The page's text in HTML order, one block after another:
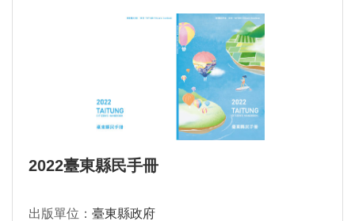
2022臺東縣民手冊
出版單位： 臺東縣政府